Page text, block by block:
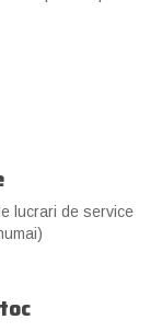
lucrari de service